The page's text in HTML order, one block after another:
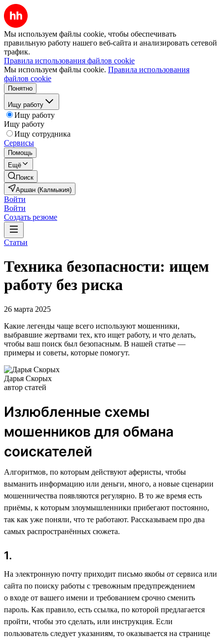
Мы используем файлы cookie, чтобы обеспечивать
правильную работу нашего веб-сайта и анализировать сетевой
трафик.
Правила использования файлов cookie
Мы используем файлы cookie. Правила использования
файлов cookie
Понятно
Ищу работу
Ищу работу
Ищу работу
Ищу сотрудника
Сервисы
Помощь
Ещё
Поиск
Аршан (Калмыкия)
Войти
Войти
Создать резюме
Статьи
Техника безопасности: ищем
работу без риска
26 марта 2025
Какие легенды чаще всего используют мошенники,
выбравшие жертвами тех, кто ищет работу, и что делать,
чтобы ваш поиск был безопасным. В нашей статье —
примеры и советы, которые помогут.
Дарья Скорых
автор статей
Излюбленные схемы
мошенников для обмана
соискателей
Алгоритмов, по которым действуют аферисты, чтобы
выманить информацию или деньги, много, а новые сценарии
мошенничества появляются регулярно. В то же время есть
приёмы, к которым злоумышленники прибегают постоянно,
так как уже поняли, что те работают. Рассказываем про два
самых распространённых сюжета.
1.
На электронную почту приходит письмо якобы от сервиса или
сайта по поиску работы с тревожным предупреждением
о входе от вашего имени и требованием срочно сменить
пароль. Как правило, есть ссылка, по которой предлагается
пройти, чтобы это сделать, или инструкция. Если
пользователь следует указаниям, то оказывается на странице